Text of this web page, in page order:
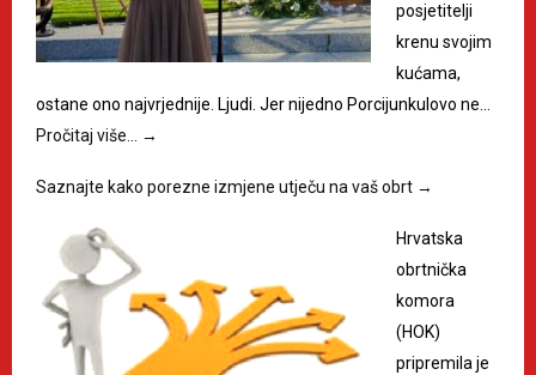
posjetitelji
krenu svojim
kućama,
ostane ono najvrjednije. Ljudi. Jer nijedno Porcijunkulovo ne…
Pročitaj više… →
Saznajte kako porezne izmjene utječu na vaš obrt →
Hrvatska
obrtnička
komora
(HOK)
pripremila je